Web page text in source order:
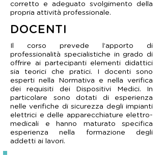
corretto e adeguato svolgimento della
propria attività professionale.
DOCENTI
Il corso prevede l’apporto di
professionalità specialistiche in grado di
offrire ai partecipanti elementi didattici
sia teorici che pratici. I docenti sono
esperti nella Normativa e nella verifica
dei requisiti dei Dispositivi Medici. In
particolare sono dotati di esperienza
nelle verifiche di sicurezza degli impianti
elettrici e delle apparecchiature elettro-
medicali e hanno maturato specifica
esperienza nella formazione degli
addetti ai lavori.